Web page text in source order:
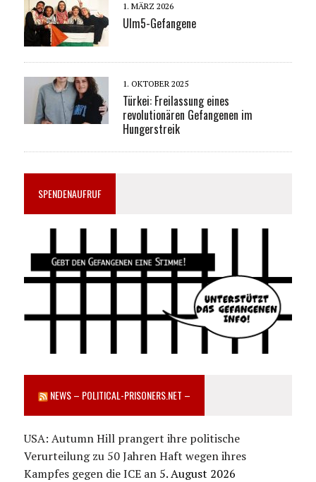
1. MÄRZ 2026
Ulm5-Gefangene
1. OKTOBER 2025
Türkei: Freilassung eines
revolutionären Gefangenen im
Hungerstreik
SPENDENAUFRUF
NEWS – POLITICAL-PRISONERS.NET –
USA: Autumn Hill prangert ihre politische
Verurteilung zu 50 Jahren Haft wegen ihres
Kampfes gegen die ICE an 5. August 2026